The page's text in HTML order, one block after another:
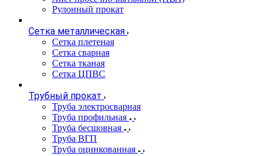
Рулонный прокат
Сетка металлическая
Сетка плетеная
Сетка сварная
Сетка тканая
Сетка ЦПВС
Трубный прокат
Труба электросварная
Труба профильная
Труба бесшовная
Труба ВГП
Труба оцинкованная